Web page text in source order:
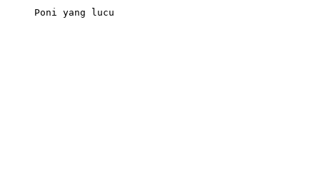
Poni yang lucu